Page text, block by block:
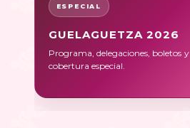
ESPECIAL
GUELAGUETZA 2026
Programa, delegaciones, boletos y
cobertura especial.